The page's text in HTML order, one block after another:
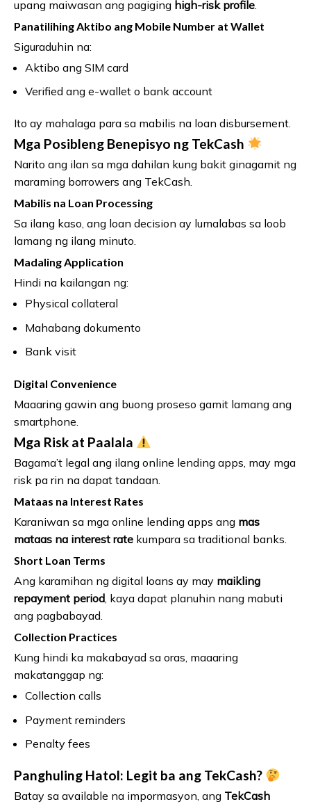
upang maiwasan ang pagiging high-risk profile
Panatilihing Aktibo ang Mobile Number at Wallet
Siguraduhin na:
Aktibo ang SIM card
Verified ang e-wallet o bank account
Ito ay mahalaga para sa mabilis na loan disbursement.
Mga Posibleng Benepisyo ng TekCash
Narito ang ilan sa mga dahilan kung bakit ginagamit ng
maraming borrowers ang TekCash.
Mabilis na Loan Processing
Sa ilang kaso, ang loan decision ay lumalabas sa loob
lamang ng ilang minuto.
Madaling Application
Hindi na kailangan ng:
Physical collateral
Mahabang dokumento
Bank visit
Digital Convenience
Maaaring gawin ang buong proseso gamit lamang ang
smartphone.
Mga Risk at Paalala
Bagama’t legal ang ilang online lending apps, may mga
risk pa rin na dapat tandaan.
Mataas na Interest Rates
Karaniwan sa mga online lending apps ang mas
mataas na interest rate kumpara sa traditional banks.
Short Loan Terms
Ang karamihan ng digital loans ay may maikling
repayment period, kaya dapat planuhin nang mabuti
ang pagbabayad.
Collection Practices
Kung hindi ka makabayad sa oras, maaaring
makatanggap ng:
Collection calls
Payment reminders
Penalty fees
Panghuling Hatol: Legit ba ang TekCash?
Batay sa available na impormasyon, ang TekCash